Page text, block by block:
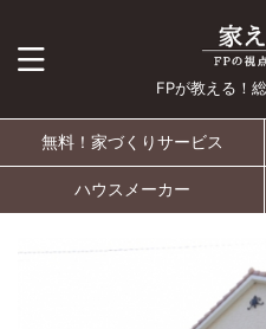
FPが教える！
無料！家づくりサービス
ハウスメーカー